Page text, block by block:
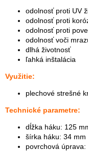
odolnosť proti UV
odolnosť proti
odolnosť proti
odolnosť voči
dlhá životnosť
ľahká inštalácia
Využitie:
plechové strešné
Technické parametre:
dĺžka háku: 125
šírka háku: 34 mm
povrchová